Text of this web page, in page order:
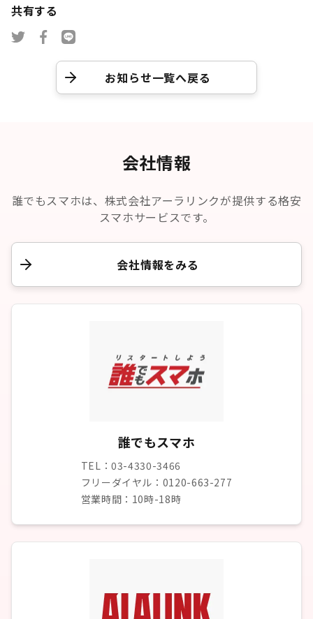
共有する
お知らせ一覧へ戻る
会社情報
誰でもスマホは、株式会社アーラリンクが提供する格安
スマホサービスです。
会社情報をみる
誰でもスマホ
TEL：03-4330-3466
フリーダイヤル：0120-663-277
営業時間：10時-18時